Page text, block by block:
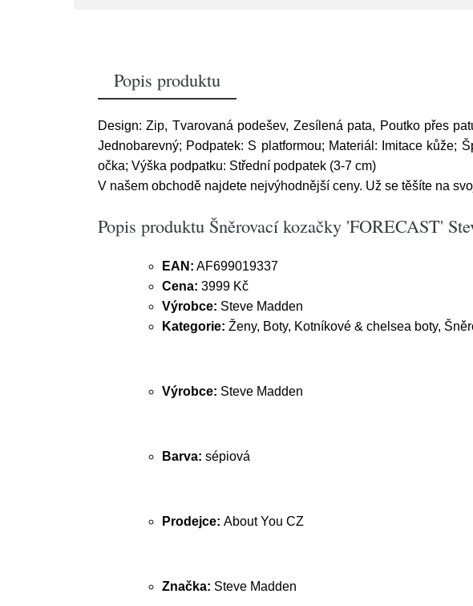
Popis produktu
Design: Zip, Tvarovaná podešev, Zesílená pata, Poutko přes
Jednobarevný; Podpatek: S platformou; Materiál: Imitace kůže;
očka; Výška podpatku: Střední podpatek (3-7 cm)
V našem obchodě najdete nejvýhodnější ceny. Už se těšíte na
Popis produktu Šněrovací kozačky 'FORECAST'
EAN: AF699019337
Cena: 3999 Kč
Výrobce: Steve Madden
Kategorie: Ženy, Boty, Kotníkové & chelsea boty,
Výrobce: Steve Madden
Barva: sépiová
Prodejce: About You CZ
Značka: Steve Madden